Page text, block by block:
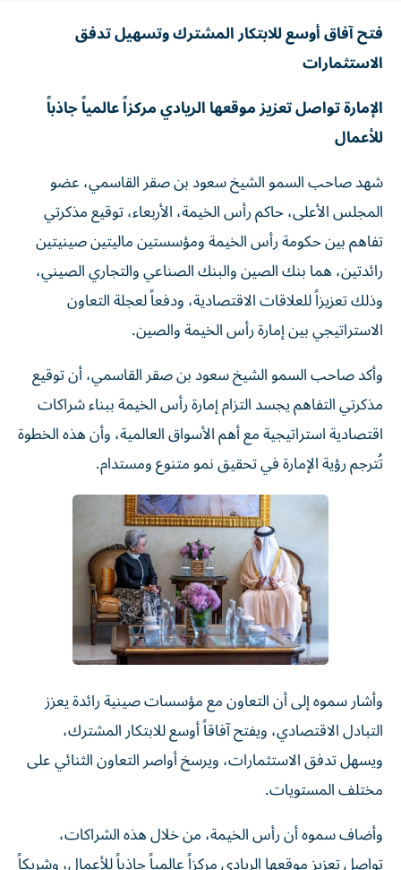
فتح آفاق أوسع للابتكار المشترك وتسهيل تدفق
الاستثمارات
الإمارة تواصل تعزيز موقعها الريادي مركزاً عالمياً جاذباً
للأعمال
شهد صاحب السمو الشيخ سعود بن صقر القاسمي، عضو
المجلس الأعلى، حاكم رأس الخيمة، الأربعاء، توقيع مذكرتي
تفاهم بين حكومة رأس الخيمة ومؤسستين ماليتين صينيتين
رائدتين، هما بنك الصين والبنك الصناعي والتجاري الصيني،
وذلك تعزيزاً للعلاقات الاقتصادية، ودفعاً لعجلة التعاون
الاستراتيجي بين إمارة رأس الخيمة والصين.
وأكد صاحب السمو الشيخ سعود بن صقر القاسمي، أن توقيع
مذكرتي التفاهم يجسد التزام إمارة رأس الخيمة ببناء شراكات
اقتصادية استراتيجية مع أهم الأسواق العالمية، وأن هذه الخطوة
تُترجم رؤية الإمارة في تحقيق نمو متنوع ومستدام.
وأشار سموه إلى أن التعاون مع مؤسسات صينية رائدة يعزز
التبادل الاقتصادي، ويفتح آفاقاً أوسع للابتكار المشترك،
ويسهل تدفق الاستثمارات، ويرسخ أواصر التعاون الثنائي على
مختلف المستويات.
وأضاف سموه أن رأس الخيمة، من خلال هذه الشراكات،